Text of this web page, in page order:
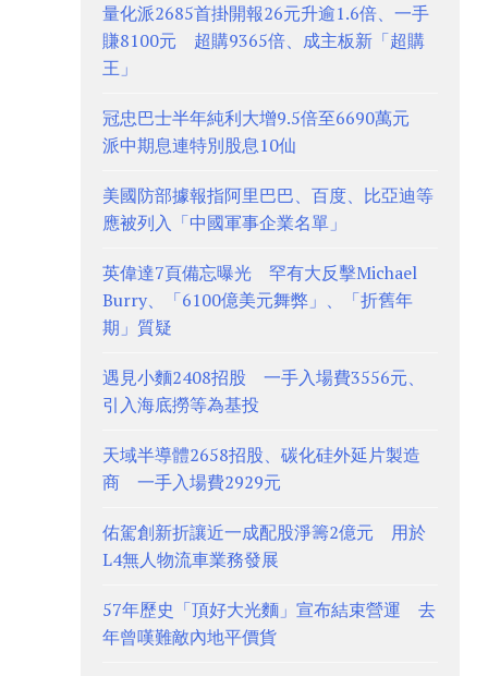
量化派2685首掛開報26元升逾1.6倍、一手
賺8100元 超購9365倍、成主板新「超購
王」
冠忠巴士半年純利大增9.5倍至6690萬元
派中期息連特別股息10仙
美國防部據報指阿里巴巴、百度、比亞迪等
應被列入「中國軍事企業名單」
英偉達7頁備忘曝光 罕有大反擊Michael
Burry、「6100億美元舞弊」、「折舊年
期」質疑
遇見小麵2408招股 一手入場費3556元、
引入海底撈等為基投
天域半導體2658招股、碳化硅外延片製造
商 一手入場費2929元
佑駕創新折讓近一成配股淨籌2億元 用於
L4無人物流車業務發展
57年歷史「頂好大光麵」宣布結束營運 去
年曾嘆難敵內地平價貨